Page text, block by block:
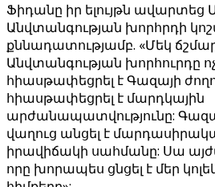
Ֆիդանը իր ելույթն ավարտեց
Անվտանգության խորհրդի
քննադատությամբ. «Մեկ
Անվտանգության խորհուրդը
հիասթափեցրել է Գազայի
հիասթափեցրել է մարդկային
արժանապատվությունը:
վաղուց անցել է
իրավիճակի սահմանը: Սա այժմ
որը խորապես ցնցել է մեր